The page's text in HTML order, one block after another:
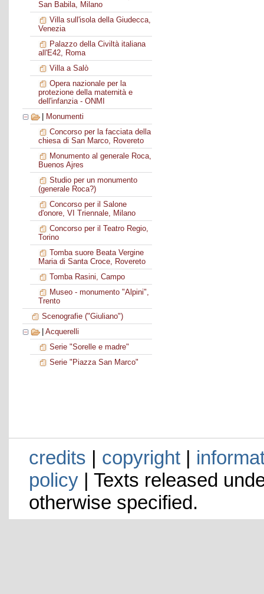
San Babila, Milano
Villa sull'isola della Giudecca,
Venezia
Palazzo della Civiltà italiana
all'E42, Roma
Villa a Salò
Opera nazionale per la
protezione della maternità e
dell'infanzia - ONMI
Monumenti
Concorso per la facciata della
chiesa di San Marco, Rovereto
Monumento al generale Roca,
Buenos Ajres
Studio per un monumento
(generale Roca?)
Concorso per il Salone
d'onore, VI Triennale, Milano
Concorso per il Teatro Regio,
Torino
Tomba suore Beata Vergine
Maria di Santa Croce, Rovereto
Tomba Rasini, Campo
Museo - monumento "Alpini",
Trento
Scenografie ("Giuliano")
Acquerelli
Serie "Sorelle e madre"
Serie "Piazza San Marco"
credits | copyright|
policy| Texts released
otherwise specified.